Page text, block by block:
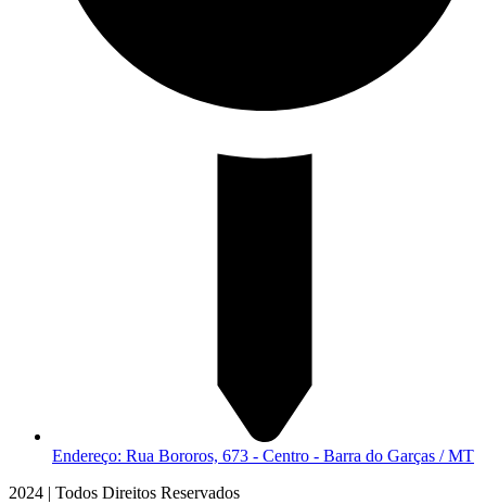
Endereço: Rua Bororos, 673 - Centro - Barra do Garças / MT
2024 | Todos Direitos Reservados